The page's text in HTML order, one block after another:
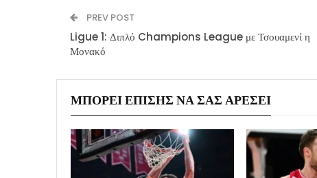
PREV POST
Ligue 1: Διπλό Champions League με Τσουαμενί η
Μονακό
ΜΠΟΡΕΊ ΕΠΊΣΗΣ ΝΑ ΣΑΣ ΑΡΈΣΕΙ